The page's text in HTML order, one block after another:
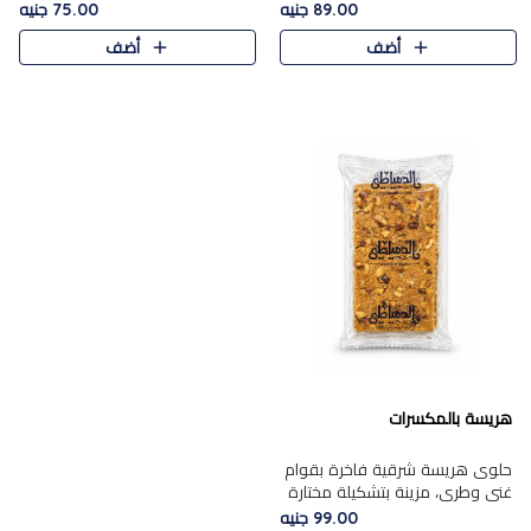
creamy texture paired with a
rich layer of premium
chocolate and the distinctive
89.00 جنيه
أضف
featuring a soft, creamy
texture and the distinctive
flavor of roasted hazelnuts.
75.00 جنيه
أضف
هريسة بالمكسرات
حلوى هريسة شرقية فاخرة بقوام
غني وطري، مزينة بتشكيلة مختارة
من المكسرات الفاخرة التي تضيف
99.00 جنيه